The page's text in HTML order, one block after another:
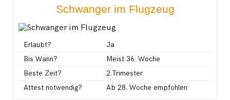
Schwanger im Flugzeug
Erlaubt?
Ja
Bis Wann?
Meist 36. Woche
Beste Zeit?
2.Trimester
Attest notwendig?
Ab 28. Woche empfohlen